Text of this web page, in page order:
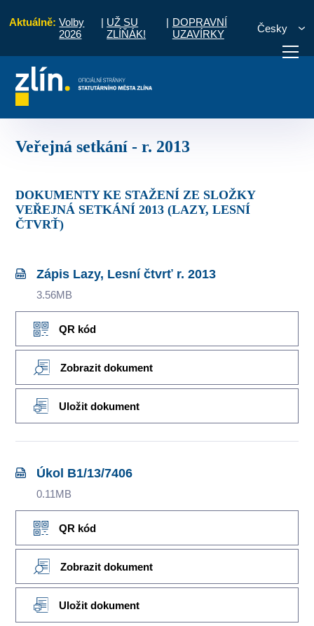
Aktuálně: Volby
2026
| UŽ SU
ZLÍŇÁK!
| DOPRAVNÍ
UZAVÍRKY
Česky
vyřídit
Veřejná setkání - r. 2013
DOKUMENTY KE STAŽENÍ ZE SLOŽKY
VEŘEJNÁ SETKÁNÍ 2013 (LAZY, LESNÍ
ČTVRŤ)
Zápis Lazy, Lesní čtvrť r. 2013
3.56MB
QR kód
Zobrazit dokument
Uložit dokument
Úkol B1/13/7406
0.11MB
QR kód
Zobrazit dokument
Uložit dokument